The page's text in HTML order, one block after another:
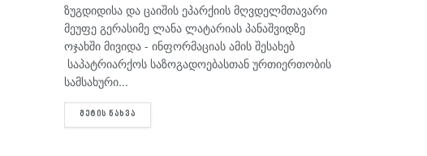
ზუგდიდისა და ცაიშის ეპარქიის მღვდელმთავარი
მეუფე გერასიმე ლანა ლატარიას პანაშვიდზე
ოჯახში მივიდა - ინფორმაციას ამის შესახებ
საპატრიარქოს საზოგადოებასთან ურთიერთობის
სამსახური...
ᲛᲔᲢᲘᲡ ᲜᲐᲮᲕᲐ